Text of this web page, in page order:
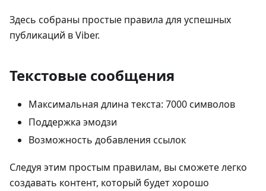
Здесь собраны простые правила для успешных
публикаций в Viber.
Текстовые сообщения
Максимальная длина текста: 7000 символов
Поддержка эмодзи
Возможность добавления ссылок
Следуя этим простым правилам, вы сможете легко
создавать контент, который будет хорошо